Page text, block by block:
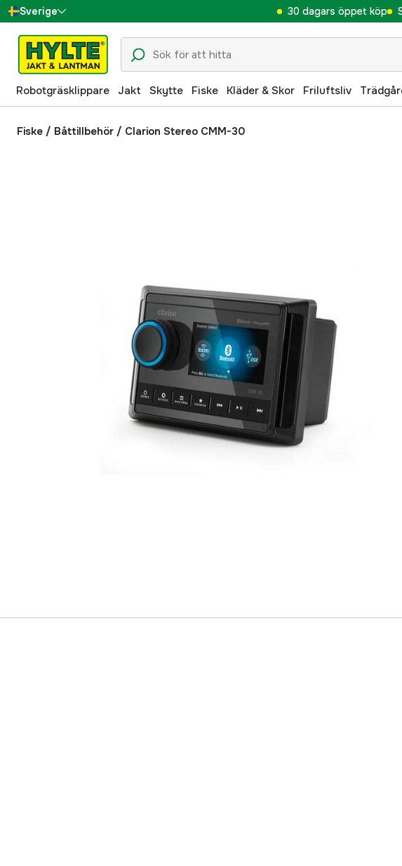
Sverige
Danmark
Suomi
Norge
Deutschland
30 dagars öppet köp
Robotgräsklippare Jakt Skytte Fiske Kläder & Skor Friluftsliv
Fiske / Båttillbehör / Clarion Stereo CMM-30